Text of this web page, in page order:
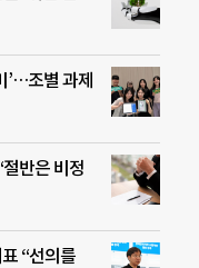
’…조별 과제
반은 비정
“선의를